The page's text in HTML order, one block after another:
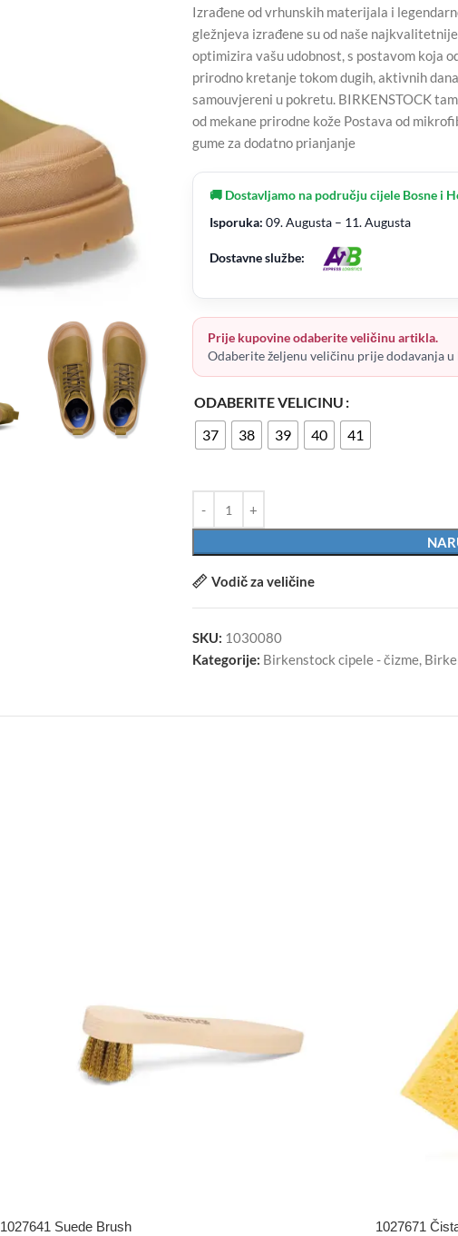
Izrađene od vrhunskih materijala i
gležnjeva izrađene su od naše
optimizira vašu udobnost, s postavom koja
prirodno kretanje tokom dugih, aktivnih
samouvjereni u pokretu. BIRKENSTOCK
od mekane prirodne kože Postava od
gume za dodatno prianjanje
🚚 Dostavljamo na području cijele Bosne i
Isporuka: 09. Augusta – 11. Augusta
Dostavne službe:
Prije kupovine odaberite veličinu artikla.
Odaberite željenu veličinu prije dodavanja u
ODABERITE VELICINU
37
38 39 40 41
Vodič za veličine
SKU: 1030080
Kategorije: Birkenstock cipele - čizme,
1027641 Suede Brush 1027671